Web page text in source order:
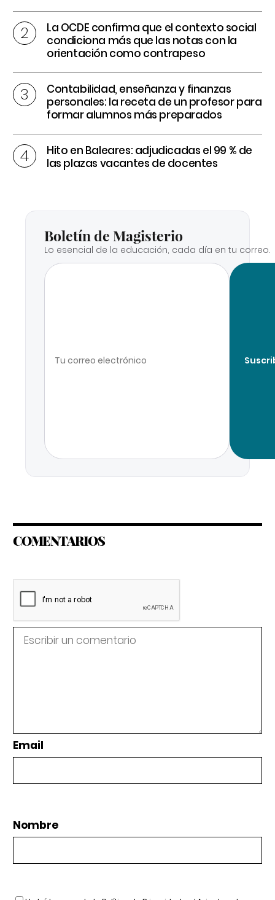
La OCDE confirma que el contexto social
condiciona más que las notas con la
orientación como contrapeso
Contabilidad, enseñanza y finanzas
personales: la receta de un profesor para
formar alumnos más preparados
Hito en Baleares: adjudicadas el 99 % de
las plazas vacantes de docentes
Boletín de Magisterio
Lo esencial de la educación, cada día en tu correo.
COMENTARIOS
Email
Nombre